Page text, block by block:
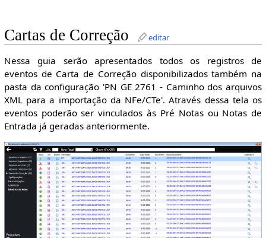
Cartas de Correção editar
Nessa guia serão apresentados todos os registros de
eventos de Carta de Correção disponibilizados também na
pasta da configuração 'PN GE 2761 - Caminho dos arquivos
XML para a importação da NFe/CTe'. Através dessa tela os
eventos poderão ser vinculados às Pré Notas ou Notas de
Entrada já geradas anteriormente.